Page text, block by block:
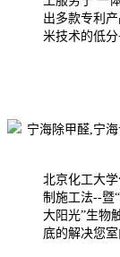
出多款专利
米技术的低分
北京化工大
制施工法--暨
大阳光”生物
底的解决您